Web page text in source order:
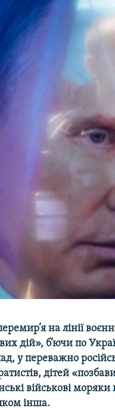
на лінії
дій», б’ючи по
у переважно
дітей
військові моряки
інша.